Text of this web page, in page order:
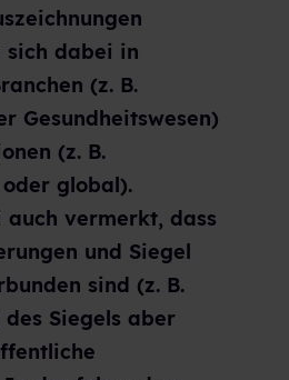
sich dabei in
(z. B.
Gesundheitswesen)
(z. B.
global).
auch vermerkt, dass
und Siegel
sind (z. B.
Siegels aber